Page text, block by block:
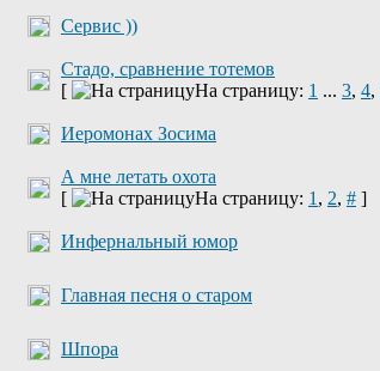
Сервис ))
Стадо, сравнение тотемов
[
На страницу: 1 ... 3, 4,
Иеромонах Зосима
А мне летать охота
[
На страницу: 1 , 2, # ]
Инфернальный юмор
Главная песня о старом
Шпора